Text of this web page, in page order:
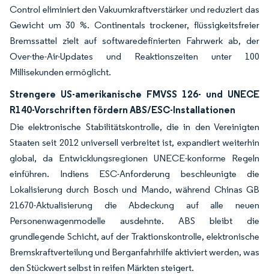
Control eliminiert den Vakuumkraftverstärker und reduziert das
Gewicht um 30 %. Continentals trockener, flüssigkeitsfreier
Bremssattel zielt auf softwaredefinierten Fahrwerk ab, der
Over-the-Air-Updates und Reaktionszeiten unter 100
Millisekunden ermöglicht.
Strengere US-amerikanische FMVSS 126- und UNECE
R140-Vorschriften fördern ABS/ESC-Installationen
Die elektronische Stabilitätskontrolle, die in den Vereinigten
Staaten seit 2012 universell verbreitet ist, expandiert weiterhin
global, da Entwicklungsregionen UNECE-konforme Regeln
einführen. Indiens ESC-Anforderung beschleunigte die
Lokalisierung durch Bosch und Mando, während Chinas GB
21670-Aktualisierung die Abdeckung auf alle neuen
Personenwagenmodelle ausdehnte. ABS bleibt die
grundlegende Schicht, auf der Traktionskontrolle, elektronische
Bremskraftverteilung und Berganfahrhilfe aktiviert werden, was
den Stückwert selbst in reifen Märkten steigert.